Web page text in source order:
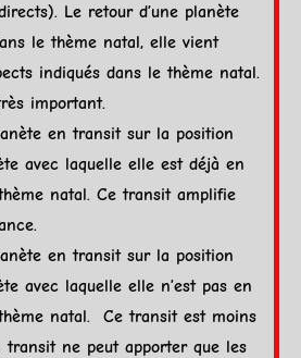
Le retour d’une planète
le thème natal, elle vient
indiqués dans le thème natal.
important.
en transit sur la position
avec laquelle elle est déjà en
natal. Ce transit amplifie
en transit sur la position
avec laquelle elle n’est pas en
natal. Ce transit est moins
transit ne peut apporter que les